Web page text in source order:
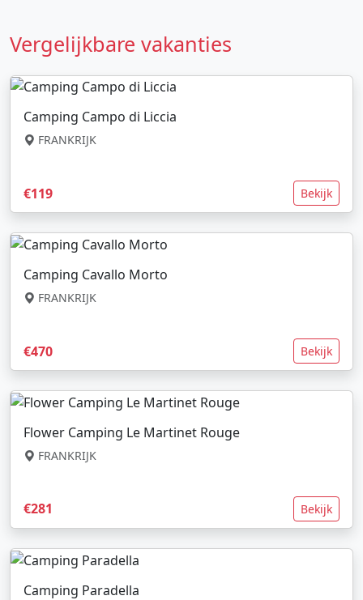
Vergelijkbare vakanties
Camping Campo di Liccia
FRANKRIJK
€119 Bekijk
Camping Cavallo Morto
FRANKRIJK
€470 Bekijk
Flower Camping Le Martinet Rouge
FRANKRIJK
€281 Bekijk
Camping Paradella